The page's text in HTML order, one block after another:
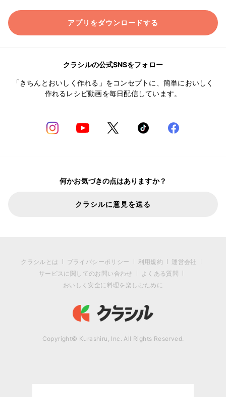
アプリをダウンロードする
クラシルの公式SNSをフォロー
「きちんとおいしく作れる」をコンセプトに、簡単においしく
作れるレシピ動画を毎日配信しています。
何かお気づきの点はありますか？
クラシルに意見を送る
クラシルとは プライバシーポリシー 利用規約
運営会社
サービスに関してのお問い合わせ
よくある質問
おいしく安全に料理を楽しむために
Copyright© Kurashiru, Inc. All Rights Reserved.